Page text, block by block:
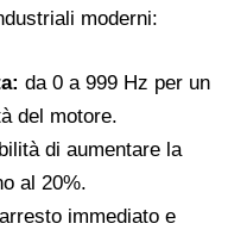
moderni:
da 0 a 999 Hz per un
del motore.
di aumentare la
al 20%.
immediato e